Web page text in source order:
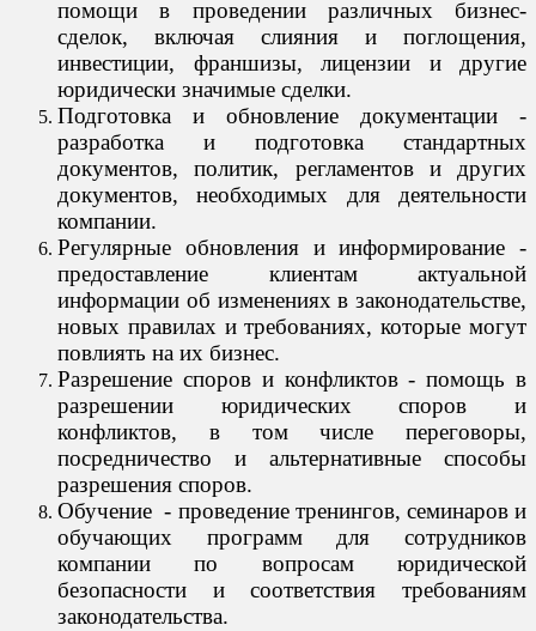
помощи в проведении различных бизнес-
сделок, включая слияния и поглощения,
инвестиции, франшизы, лицензии и другие
юридически значимые сделки.
Подготовка и обновление документации -
разработка и подготовка стандартных
документов, политик, регламентов и других
документов, необходимых для деятельности
компании.
Регулярные обновления и информирование -
предоставление клиентам актуальной
информации об изменениях в законодательстве,
новых правилах и требованиях, которые могут
повлиять на их бизнес.
Разрешение споров и конфликтов - помощь в
разрешении юридических споров и
конфликтов, в том числе переговоры,
посредничество и альтернативные способы
разрешения споров.
Обучение - проведение тренингов, семинаров и
обучающих программ для сотрудников
компании по вопросам юридической
безопасности и соответствия требованиям
законодательства.